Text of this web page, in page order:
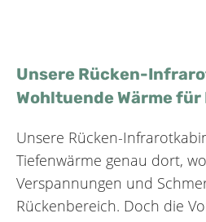
Unsere Rücken-
Wohltuende Wärme für
Unsere Rücken-
Tiefenwärme genau dort,
Verspannungen und
Rückenbereich. Doch die